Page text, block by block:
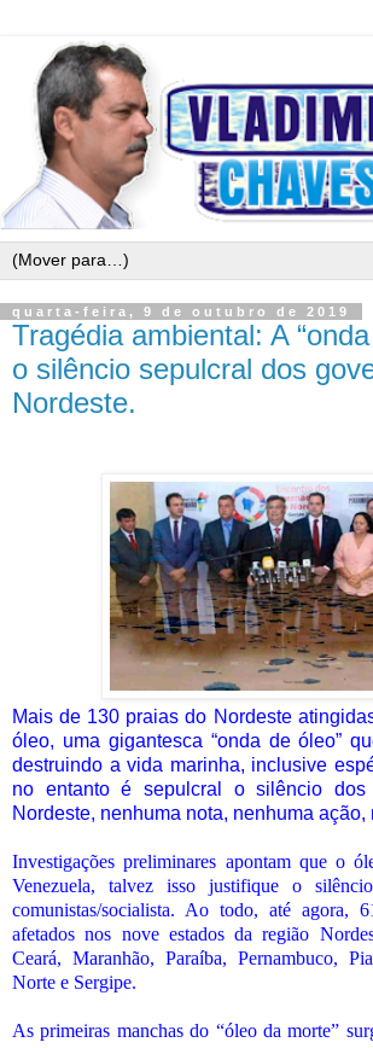
quarta-feira, 9 de outubro de 2019
Tragédia ambiental: A
o silêncio sepulcral dos
Nordeste.
Mais de 130 praias do Nordeste
óleo, uma gigantesca “onda de óleo”
destruindo a vida marinha, inclusive
no entanto é sepulcral o silêncio dos
Nordeste, nenhuma nota, nenhuma ação,
Investigações preliminares apontam que o
Venezuela, talvez isso justifique o
comunistas/socialista. Ao todo, até agora,
afetados nos nove estados da região
Ceará, Maranhão, Paraíba, Pernambuco,
Norte e Sergipe.
As primeiras manchas do “óleo da morte”